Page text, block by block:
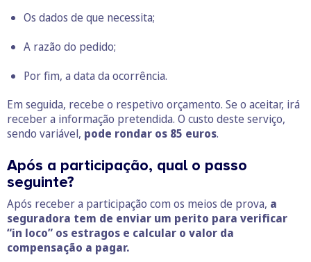
Os dados de que necessita;
A razão do pedido;
Por fim, a data da ocorrência.
Em seguida, recebe o respetivo orçamento. Se o aceitar, irá
receber a informação pretendida. O custo deste serviço,
sendo variável, pode rondar os 85 euros.
Após a participação, qual o passo
seguinte?
Após receber a participação com os meios de prova, a
seguradora tem de enviar um perito para verificar
“in loco” os estragos e calcular o valor da
compensação a pagar.